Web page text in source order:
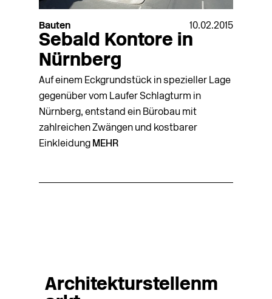
Bauten 10.02.2015
Sebald Kontore in
Nürnberg
Auf einem Eckgrundstück in spezieller Lage
gegenüber vom Laufer Schlagturm in
Nürnberg, entstand ein Bürobau mit
zahlreichen Zwängen und kostbarer
Einkleidung MEHR
Architekturstellenm